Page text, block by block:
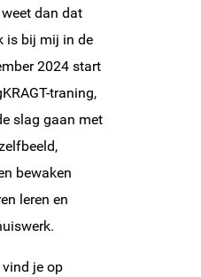
dan dat
is bij mij in de
2024 start
traning,
slag gaan met
bewaken
leren en
je op